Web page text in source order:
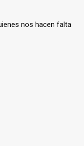
nos hacen falta